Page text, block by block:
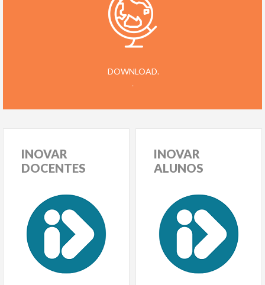
DOWNLOAD.
.
INOVAR
DOCENTES
INOVAR
ALUNOS